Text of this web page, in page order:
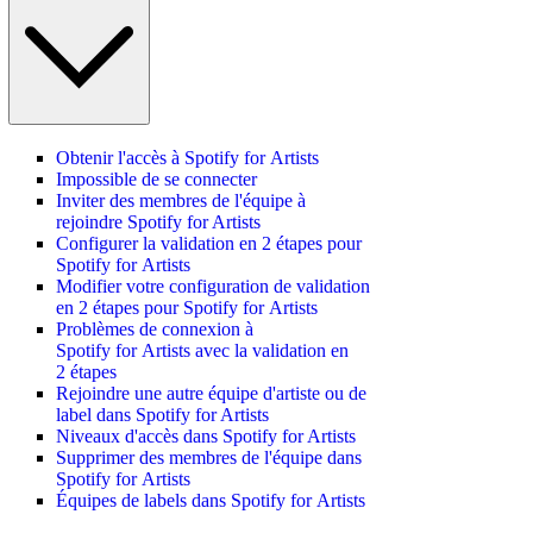
Obtenir l'accès à Spotify for Artists
Impossible de se connecter
Inviter des membres de l'équipe à
rejoindre Spotify for Artists
Configurer la validation en 2 étapes pour
Spotify for Artists
Modifier votre configuration de validation
en 2 étapes pour Spotify for Artists
Problèmes de connexion à
Spotify for Artists avec la validation en
2 étapes
Rejoindre une autre équipe d'artiste ou de
label dans Spotify for Artists
Niveaux d'accès dans Spotify for Artists
Supprimer des membres de l'équipe dans
Spotify for Artists
Équipes de labels dans Spotify for Artists